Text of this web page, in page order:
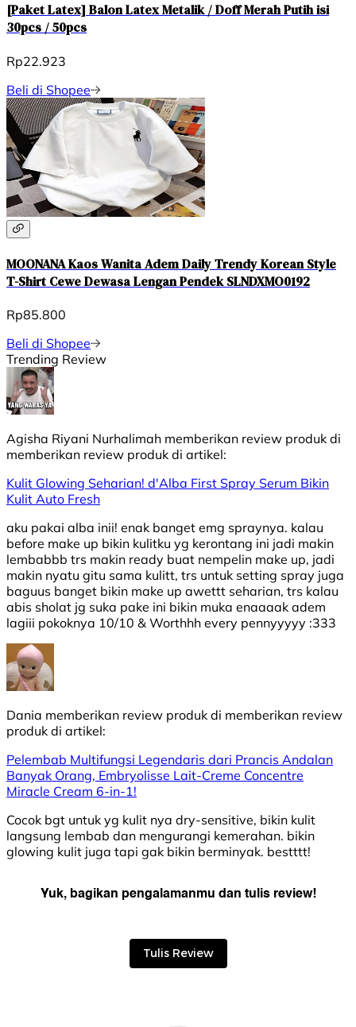
[Paket Latex] Balon Latex Metalik / Doff Merah Putih isi
30pcs / 50pcs
Rp22.923
Beli di Shopee
MOONANA Kaos Wanita Adem Daily Trendy Korean Style
T-Shirt Cewe Dewasa Lengan Pendek SLNDXMO0192
Rp85.800
Beli di Shopee
Trending Review
Agisha Riyani Nurhalimah memberikan review produk di
memberikan review produk di artikel:
Kulit Glowing Seharian! d'Alba First Spray Serum Bikin
Kulit Auto Fresh
aku pakai alba inii! enak banget emg spraynya. kalau
before make up bikin kulitku yg kerontang ini jadi makin
lembabbb trs makin ready buat nempelin make up, jadi
makin nyatu gitu sama kulitt, trs untuk setting spray juga
baguus banget bikin make up awettt seharian, trs kalau
abis sholat jg suka pake ini bikin muka enaaaak adem
lagiii pokoknya 10/10 & Worthhh every pennyyyyy :333
Dania memberikan review produk di memberikan review
produk di artikel:
Pelembab Multifungsi Legendaris dari Prancis Andalan
Banyak Orang, Embryolisse Lait-Creme Concentre
Miracle Cream 6-in-1!
Cocok bgt untuk yg kulit nya dry-sensitive, bikin kulit
langsung lembab dan mengurangi kemerahan. bikin
glowing kulit juga tapi gak bikin berminyak. bestttt!